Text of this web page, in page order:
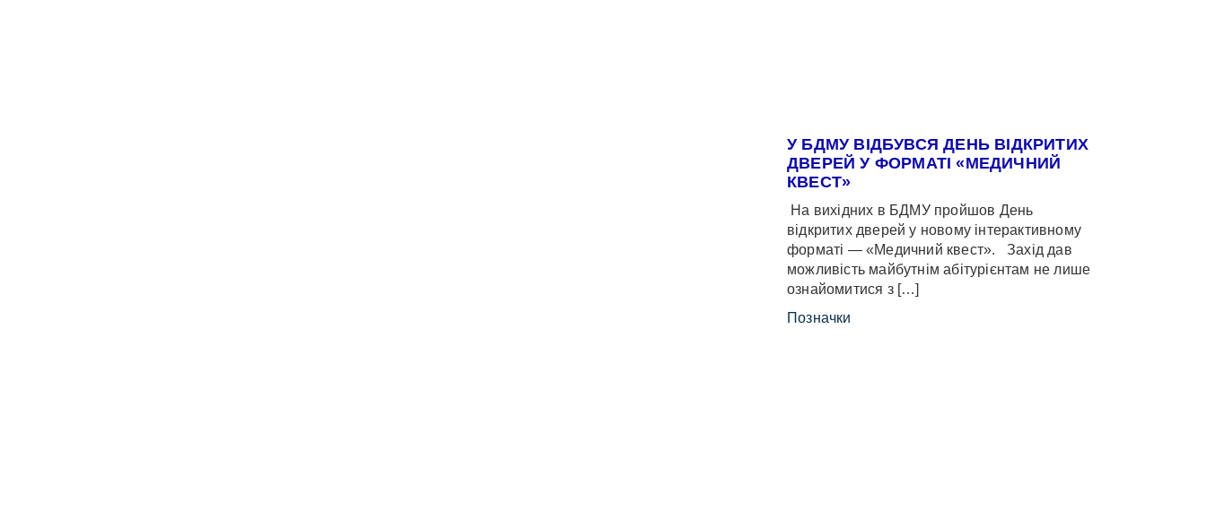
У БДМУ ВІДБУВСЯ ДЕНЬ ВІДКРИТИХ
ДВЕРЕЙ У ФОРМАТІ «МЕДИЧНИЙ
КВЕСТ»
На вихідних в БДМУ пройшов День
відкритих дверей у новому інтерактивному
форматі — «Медичний квест». Захід дав
можливість майбутнім абітурієнтам не лише
ознайомитися з […]
Позначки